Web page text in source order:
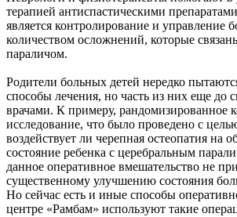
терапией антиспастическими
является контролирование и управление
количеством осложнений, которые
параличом.
Родители больных детей нередко
способы лечения, но часть из них еще до
врачами. К примеру, рандомизированное
исследование, что было проведено с
воздействует ли черепная остеопатия на
состояние ребенка с церебральным
данное оперативное вмешательство не
существенному улучшению состояния
Но сейчас есть и иные способы
центре «Рамбам» используют такие